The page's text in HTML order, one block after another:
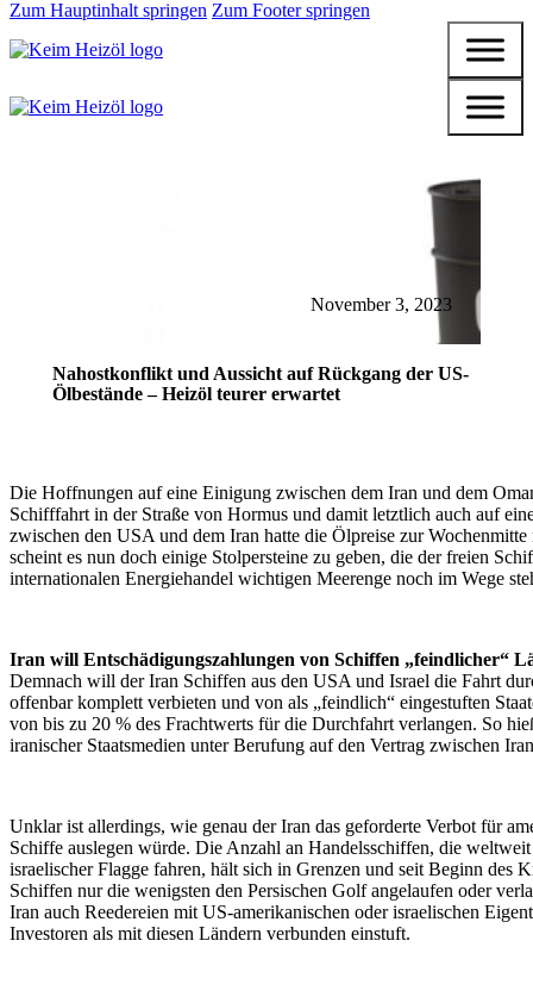
Zum Hauptinhalt springen Zum Footer springen
Nahostkonflikt und Aussicht auf Rückgang der US-
Ölbestände – Heizöl teurer erwartet
November 3, 2023
Die Hoffnungen auf eine Einigung zwischen dem Iran und dem
Schifffahrt in der Straße von Hormus und damit letztlich auch auf
zwischen den USA und dem Iran hatte die Ölpreise zur
scheint es nun doch einige Stolpersteine zu geben, die der freien
internationalen Energiehandel wichtigen Meerenge noch im Wege
Iran will Entschädigungszahlungen von Schiffen „feindlicher“
Demnach will der Iran Schiffen aus den USA und Israel die Fahrt
offenbar komplett verbieten und von als „feindlich“ eingestuften
von bis zu 20 % des Frachtwerts für die Durchfahrt verlangen. So
iranischer Staatsmedien unter Berufung auf den Vertrag zwischen
Unklar ist allerdings, wie genau der Iran das geforderte Verbot für
Schiffe auslegen würde. Die Anzahl an Handelsschiffen, die
israelischer Flagge fahren, hält sich in Grenzen und seit Beginn des
Schiffen nur die wenigsten den Persischen Golf angelaufen oder
Iran auch Reedereien mit US-amerikanischen oder israelischen
Investoren als mit diesen Ländern verbunden einstuft.